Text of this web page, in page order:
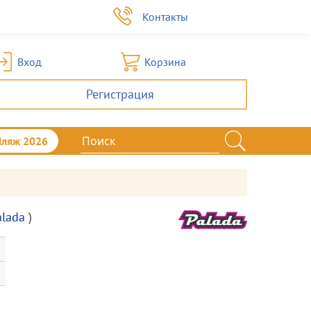
Контакты
Вход Корзина
Регистрация
2026
)